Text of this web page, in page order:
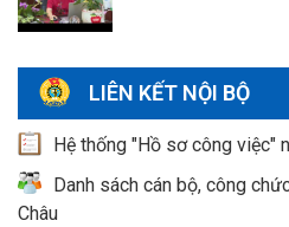
LIÊN KẾT NỘI BỘ
Hệ thống "Hồ sơ công việc"
Danh sách cán bộ, công
Châu